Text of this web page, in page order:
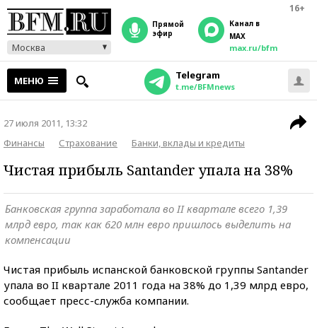
16+
Москва
прямой
эфир
Канал в
MAX
max.ru/bfm
МЕНЮ Telegram
t.me/BFMnews
27 июля 2011, 13:32
Финансы
Страхование Банки, вклады и кредиты
Чистая прибыль Santander упала на 38%
Банковская группа заработала во II квартале всего 1,39
млрд евро, так как 620 млн евро пришлось выделить на
компенсации
Чистая прибыль испанской банковской группы Santander
упала во II квартале 2011 года на 38% до 1,39 млрд евро,
сообщает пресс-служба компании.